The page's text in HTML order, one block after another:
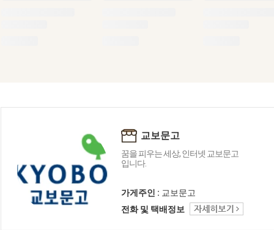
교보문고
꿈을 피우는 세상, 인터넷 교보문고
입니다.
가게주인 : 교보문고
전화 및 택배정보